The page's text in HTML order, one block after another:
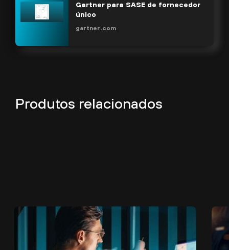
Gartner para SASE de fornecedor
único
gartner.com
Produtos relacionados